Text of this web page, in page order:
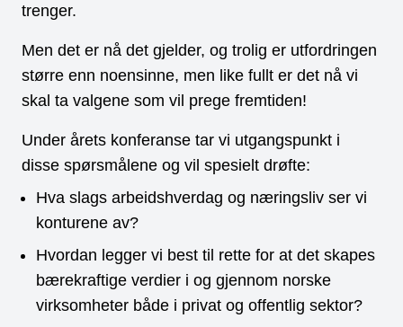
trenger.
Men det er nå det gjelder, og trolig er utfordringen
større enn noensinne, men like fullt er det nå vi
skal ta valgene som vil prege fremtiden!
Under årets konferanse tar vi utgangspunkt i
disse spørsmålene og vil spesielt drøfte:
Hva slags arbeidshverdag og næringsliv ser vi
konturene av?
Hvordan legger vi best til rette for at det skapes
bærekraftige verdier i og gjennom norske
virksomheter både i privat og offentlig sektor?